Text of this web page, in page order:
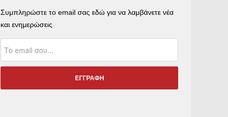
Συμπληρώστε το email σας εδώ για να λαμβάνετε νέα
και ενημερώσεις